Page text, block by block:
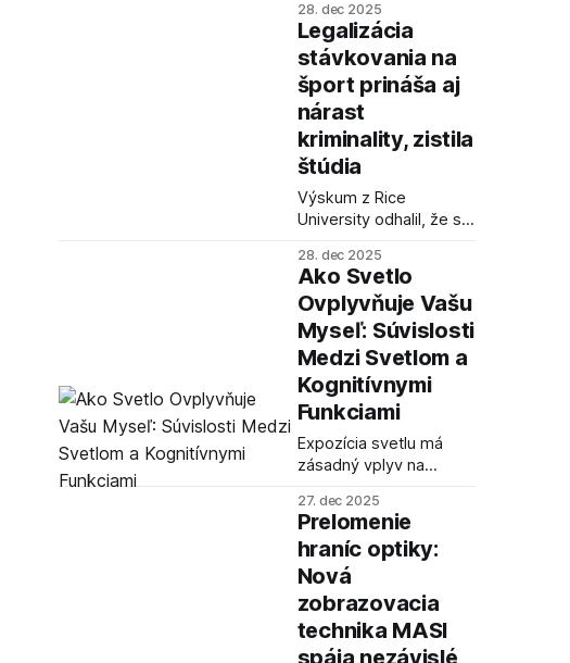
problém nemusí byť len
v hľadaní partnera, ale
aj v schopnosti udržať
si vzťah.
28. dec 2025
Legalizácia
stávkovania na
šport prináša aj
nárast
kriminality, zistila
štúdia
Výskum z Rice
University odhalil, že s
stávkovania na šport
stúpa aj kriminalita,
najmä počas domácich
zápasov a nečakaných
výsledkov.
28. dec 2025
Ako Svetlo
Ovplyvňuje Vašu
Myseľ: Súvislosti
Medzi Svetlom a
Kognitívnymi
Funkciami
Expozícia svetlu má
zásadný vplyv na
vrátane pamäti,
pozornosti a bdelosti.
Nové štúdie podrobne
skúmajú, ako rôzne
typy svetla a ich
načasovanie ovplyvňujú
náš mozog a kognitívne
27. dec 2025
Prelomenie
hraníc optiky:
Nová
zobrazovacia
technika MASI
spája nezávislé